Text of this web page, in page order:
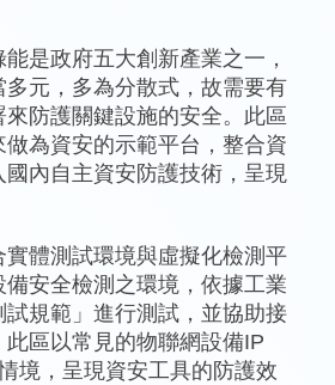
能是政府五大創新產業之一，
元，多為分散式，故需要有
防護關鍵設施的安全。此區
為資安的示範平台，整合資
內自主資安防護技術，呈現
實體測試環境與虛擬化檢測平
安全檢測之環境，依據工業
試規範」進行測試，並協助接
區以常見的物聯網設備IP
境，呈現資安工具的防護效